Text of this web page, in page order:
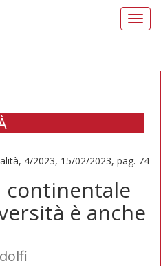
4/2023, 15/02/2023, pag. 74
continentale
è anche